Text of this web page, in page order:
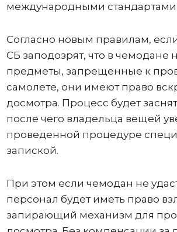
международными стандартами.
Согласно новым правилам,
СБ заподозрят, что в чемодане
предметы, запрещенные к
самолете, они имеют право
досмотра. Процесс будет
после чего владельца вещей
проведенной процедуре
запиской.
При этом если чемодан не
персонал будет иметь право
запирающий механизм для